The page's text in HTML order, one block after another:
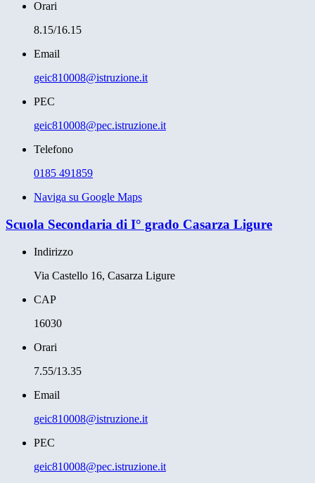
Orari
8.15/16.15
Email
geic810008@istruzione.it
PEC
geic810008@pec.istruzione.it
Telefono
0185 491859
Naviga su Google Maps
Scuola Secondaria di I° grado Casarza Ligure
Indirizzo
Via Castello 16, Casarza Ligure
CAP
16030
Orari
7.55/13.35
Email
geic810008@istruzione.it
PEC
geic810008@pec.istruzione.it